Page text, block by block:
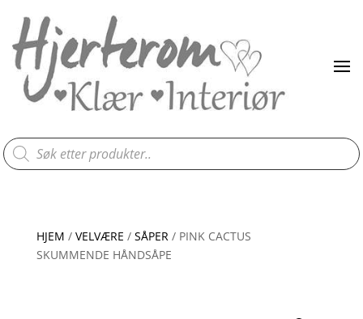
Products
search
HJEM / VELVÆRE / SÅPER/ PINK CACTUS
SKUMMENDE HÅNDSÅPE